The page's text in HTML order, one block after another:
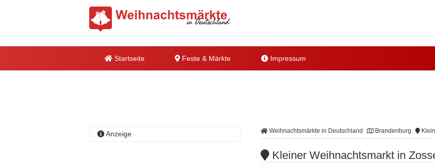
Startseite Feste & Märkte Impressum
Weihnachtsmärkte in Deutschland Brandenburg
Kleiner Weihnachtsmarkt in
Anzeige